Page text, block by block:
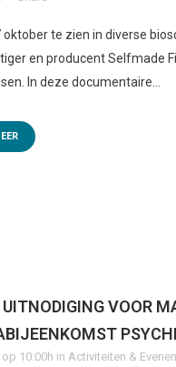
te zien in diverse
en producent Selfmade
In deze documentaire...
UITNODIGING VOOR
10:00h in Activiteiten &